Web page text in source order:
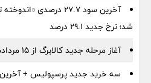
آخرین سود ۲۷.۷ درصدی
شد؛ نرخ جدید ۲۹.۱ درصد
آغاز مرحله جدید کالابرگ از ۱۵ مردادماه
سه خرید جدید پرسپولیس +